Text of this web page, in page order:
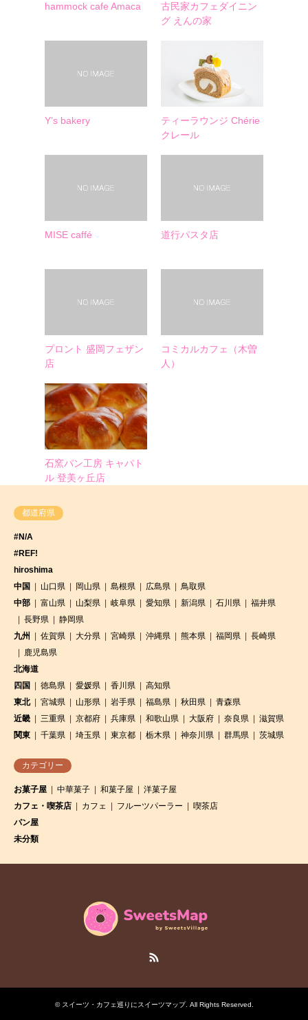
hammock cafe Amaca
古民家カフェダイニン
グ えんの家
Y’s bakery
ティーラウンジ Chérie
クレール
MISE caffé 道行パスタ店
プロント 盛岡フェザン
店
コミカルカフェ（木曽
人）
石窯パン工房 キャパト
ル 登美ヶ丘店
都道府県
#N/A
#REF!
hiroshima
中国
山口県 岡山県 島根県 広島県
鳥取県
中部
富山県 山梨県 岐阜県 愛知県 新潟県 石川県
福井県
長野県
静岡県
九州
佐賀県 大分県 宮崎県 沖縄県 熊本県 福岡県
長崎県
鹿児島県
北海道
四国
徳島県 愛媛県 香川県
高知県
東北
宮城県 山形県 岩手県 福島県 秋田県
青森県
近畿
三重県 京都府 兵庫県 和歌山県 大阪府 奈良県
滋賀県
関東
千葉県 埼玉県 東京都 栃木県 神奈川県 群馬県 茨城県
カテゴリー
お菓子屋 中華菓子 和菓子屋
洋菓子屋
カフェ・喫茶店
カフェ フルーツパーラー
喫茶店
パン屋
未分類
© スイーツ・カフェ巡りにスイーツマップ. All Rights Reserved.